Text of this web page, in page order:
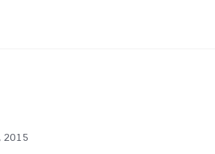
2015